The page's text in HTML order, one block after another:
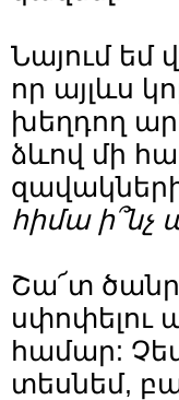
Նայում եմ
որ այլևս
խեղդող
ձևով մի
հիմա ի՞նչ
Շա՜տ ծանր
սփոփելու
համար: Չեմ
տեսնեմ,